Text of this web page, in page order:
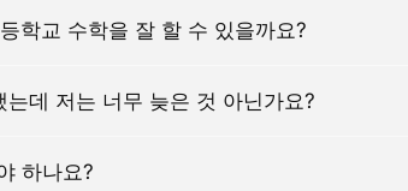
학교 수학을 잘 할 수 있을까요?
데 저는 너무 늦은 것 아닌가요?
하나요?